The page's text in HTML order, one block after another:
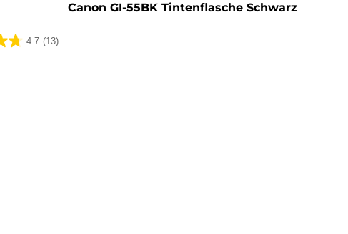
Canon GI-55BK Tintenflasche Schwarz
4.7 (13)